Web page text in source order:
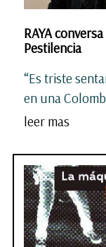
RAYA
Pestilencia
“Es triste
en una
leer mas